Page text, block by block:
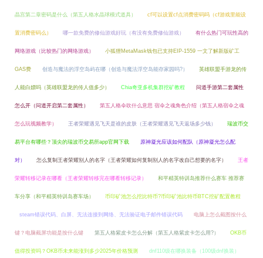
晶宫第二章密码是什么（第五人格水晶球模式道具） cf可以设置cf点消费密码吗（cf游戏里能设
置消费密码么） 哪一款免费的修仙游戏好玩（有没有免费修仙游戏） 有什么热门可玩性高的
网络游戏（比较热门的网络游戏） 小狐狸MetaMask钱包已支持EIP-1559 一文了解新版矿工
GAS费 创造与魔法的浮空岛屿在哪（创造与魔法浮空岛能存家园吗?） 英雄联盟手游龙的传
人能白嫖吗（英雄联盟龙的传人值多少） Chia奇亚多机集群挖矿教程 问道手游第二套属性
怎么开（问道开启第二套属性） 第五人格伞吹什么意思 宿伞之魂角色介绍（第五人格宿伞之魂
怎么玩视频教学） 王者荣耀遇见飞天是谁的皮肤（王者荣耀遇见飞天返场多少钱） 瑞波币交
易平台有哪些？顶尖的瑞波币交易所app官网下载 原神凝光应该如何配队（原神凝光怎么配
对） 怎么复制王者荣耀别人的名字（王者荣耀如何复制别人的名字改自己想要的名字） 王者
荣耀转移记录在哪看（王者荣耀转移完在哪看转移记录） 和平精英特训岛推荐什么赛车 推荐赛
车分享（和平精英特训岛赛车场） 币印矿池怎么挖比特币?币印矿池比特币BTC挖矿配置教程
steam错误代码、白屏、无法连接到网络、无法验证电子邮件错误代码 电脑上怎么截图按什么
键？电脑截屏功能是按什么键 第五人格紫皮卡怎么分解（第五人格紫皮卡怎么用?） OKB币
值得投资吗？OKB币未来能涨到多少2025年价格预测 dnf110级在哪换装备（100级dnf换装）